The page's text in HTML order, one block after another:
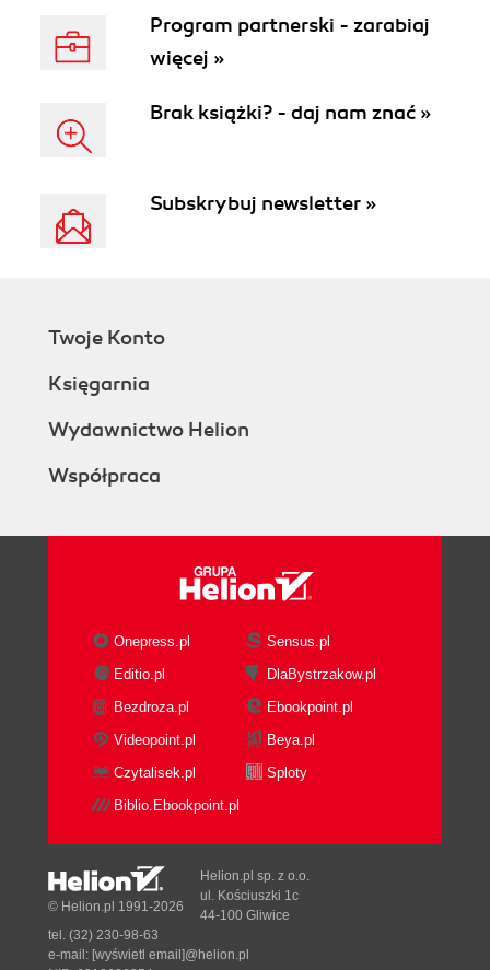
Program partnerski - zarabiaj
więcej »
Brak książki? - daj nam znać »
Subskrybuj newsletter »
Twoje Konto
Księgarnia
Wydawnictwo Helion
Współpraca
Onepress.pl
Sensus.pl
Editio.pl
DlaBystrzakow.pl
Bezdroza.pl
Ebookpoint.pl
Videopoint.pl
Beya.pl
Czytalisek.pl
Sploty
Biblio.Ebookpoint.pl
© Helion.pl 1991-2026
Helion.pl sp. z o.o.
ul. Kościuszki 1c
44-100 Gliwice
tel. (32) 230-98-63
e-mail: [wyświetl email]@helion.pl